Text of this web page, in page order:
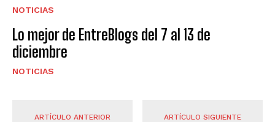
NOTICIAS
Lo mejor de EntreBlogs del 7 al 13 de
diciembre
NOTICIAS
ARTÍCULO ANTERIOR ARTÍCULO SIGUIENTE